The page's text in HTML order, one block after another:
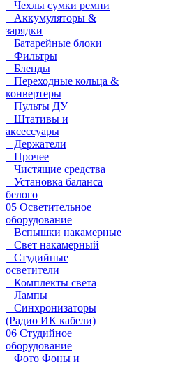
Чехлы сумки ремни
Аккумуляторы &
зарядки
Батарейные блоки
Фильтры
Бленды
Переходные кольца &
конвертеры
Пульты ДУ
Штативы и
аксессуары
Держатели
Прочее
Чистящие средства
Установка баланса
белого
05 Осветительное
оборудование
Вспышки накамерные
Свет накамерный
Студийные
осветители
Комплекты света
Лампы
Синхронизаторы
(Радио ИК кабели)
06 Студийное
оборудование
Фото Фоны и